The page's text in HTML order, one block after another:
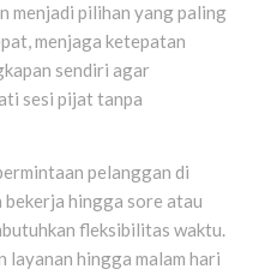
menjadi pilihan yang paling
menjaga ketepatan
sendiri agar
sesi pijat tanpa
pelanggan di
bekerja hingga sore atau
fleksibilitas waktu.
layanan hingga malam hari